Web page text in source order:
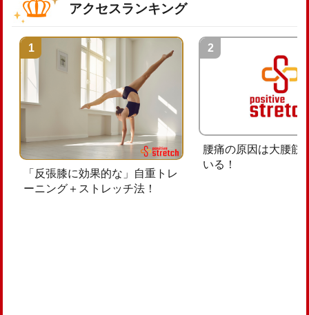
アクセスランキング
「反張膝に効果的な」自重トレ
ーニング＋ストレッチ法！
腰痛の原因は大腰筋
いる！